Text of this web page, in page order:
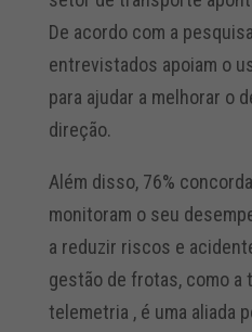
De acordo com a
entrevistados apoiam o
para ajudar a melhorar o
direção.
Além disso, 76%
monitoram o seu
a reduzir riscos e
gestão de frotas, como a
telemetria , é uma aliada